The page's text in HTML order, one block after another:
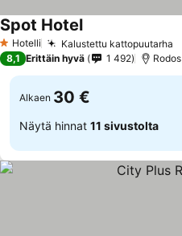
1 Tähtiluokitus
Hotelli Kalustettu kattopuutarha
Spot Hotel
8,1 Erittäin hyvä 1 492 Rodos
Alkaen 30 €
Näytä hinnat 11 sivustolta